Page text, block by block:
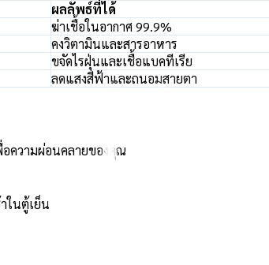
ผลลัพธ์ที่ได้
ฆ่าเชื้อในอากาศ 99.9%
คงวิตามินและสารอาหาร
ขจัดไรฝุ่นและเชื้อแบคทีเรีย
ลดแสงสีฟ้าและถนอมสายตา
ความผ่อนคลายของคุณ
ในตู้เย็น